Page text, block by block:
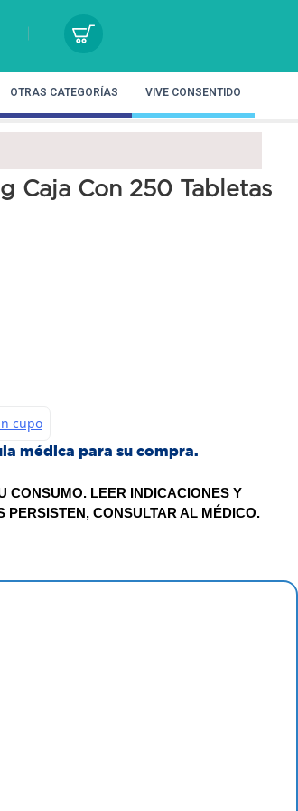
OTRAS CATEGORÍAS VIVE CONSENTIDO
Caja Con 250 Tabletas
médica para su compra.
CONSUMO. LEER INDICACIONES Y
CONSULTAR AL MÉDICO.